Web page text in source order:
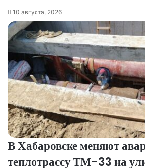
10 августа, 2026
В Хабаровске меняют
теплотрассу ТМ-33 на